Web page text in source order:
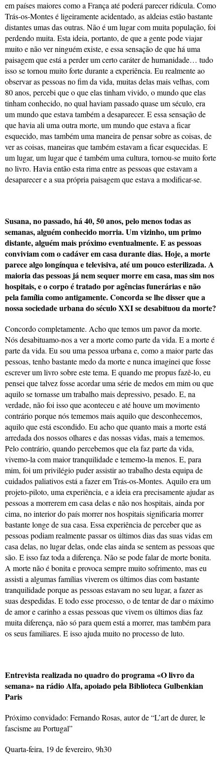
em países maiores como a França até poderá parecer ridícula. Como
Trás-os-Montes é ligeiramente acidentado, as aldeias estão bastante
distantes umas das outras. Não é um lugar com muita população, foi
perdendo muita. Esta ideia, portanto, de que a gente pode viajar
muito e não ver ninguém existe, e essa sensação de que há uma
paisagem que está a perder um certo caráter de humanidade… tudo
isso se tornou muito forte durante a experiência. Eu realmente ao
observar as pessoas no fim da vida, muitas delas mais velhas, com
80 anos, percebi que o que elas tinham vivido, o mundo que elas
tinham conhecido, no qual haviam passado quase um século, era
um mundo que estava também a desaparecer. E essa sensação de
que havia ali uma outra morte, um mundo que estava a ficar
esquecido, mas também uma maneira de pensar sobre as coisas, de
ver as coisas, maneiras que também estavam a ficar esquecidas. E
um lugar, um lugar que é também uma cultura, tornou-se muito forte
no livro. Havia então esta rima entre as pessoas que estavam a
desaparecer e a sua própria paisagem que estava a modificar-se.
Susana, no passado, há 40, 50 anos, pelo menos todas as
semanas, alguém conhecido morria. Um vizinho, um primo
distante, alguém mais próximo eventualmente. E as pessoas
conviviam com o cadáver em casa durante dias. Hoje, a morte
parece algo longínqua e televisiva, até um pouco esterilizada. A
maioria das pessoas já nem sequer morre em casa, mas sim nos
hospitais, e o corpo é tratado por agências funerárias e não
pela família como antigamente. Concorda se lhe disser que a
nossa sociedade urbana do século XXI se desabituou da morte?
Concordo completamente. Acho que temos um pavor da morte.
Nós desabituamo-nos a ver a morte como parte da vida. E a morte é
parte da vida. Eu sou uma pessoa urbana e, como a maior parte das
pessoas, tenho bastante medo da morte e nunca imaginei que fosse
escrever um livro sobre este tema. E quando me propus fazê-lo, eu
pensei que talvez fosse acordar uma série de medos em mim ou que
aquilo se tornasse um trabalho mais depressivo, pesado. E, na
verdade, não foi isso que aconteceu e até houve um movimento
contrário porque nós tememos mais aquilo que desconhecemos,
aquilo que está escondido. Eu acho que quanto mais a morte está
arredada dos nossos olhares e das nossas vidas, mais a tememos.
Pelo contrário, quando percebemos que ela faz parte da vida,
vivemo-la com maior tranquilidade e tememo-la menos. E, para
mim, foi um privilégio puder assistir ao trabalho desta equipa de
cuidados paliativos está a fazer em Trás-os-Montes. Aquilo era um
projeto-piloto, uma experiência, e a ideia era precisamente ajudar as
pessoas a morrerem em casa delas e não nos hospitais, ainda por
cima, no interior do país morrer nos hospitais significaria morrer
bastante longe de sua casa. Essa experiência de perceber que as
pessoas podiam realmente passar os últimos dias das suas vidas em
casa delas, no lugar delas, onde elas ainda se sentem as pessoas que
são. E isso faz toda a diferença. Não se pode falar de morte bonita.
A morte não é bonita e provoca sempre muito sofrimento, mas eu
assisti a algumas famílias viverem os últimos dias com bastante
tranquilidade porque as pessoas estavam no seu lugar, a fazer as
suas despedidas. E todo esse processo, o de tentar de dar o máximo
de amor e carinho a essas pessoas que vivem os últimos dias faz
muita diferença, não só para quem está a morrer, mas também para
os seus familiares. E isso ajuda muito no processo de luto.
Entrevista realizada no quadro do programa «O livro da
semana» na rádio Alfa, apoiado pela Biblioteca Gulbenkian
Paris
Próximo convidado: Fernando Rosas, autor de “L’art de durer, le
fascisme au Portugal”
Quarta-feira, 19 de fevereiro, 9h30